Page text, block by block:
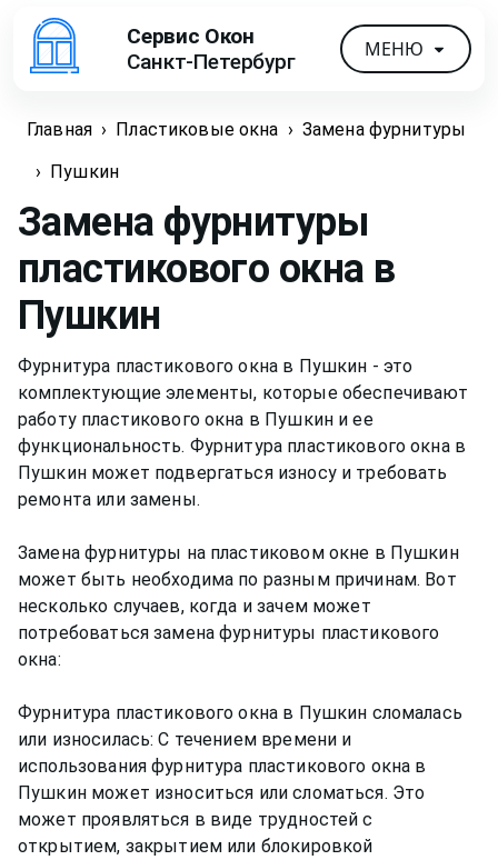
Сервис Окон
Санкт-Петербург
МЕНЮ
Главная › Пластиковые окна › Замена фурнитуры
›
Пушкин
Замена фурнитуры
пластикового окна в
Пушкин
Фурнитура пластикового окна в Пушкин - это
комплектующие элементы, которые обеспечивают
работу пластикового окна в Пушкин и ее
функциональность. Фурнитура пластикового окна в
Пушкин может подвергаться износу и требовать
ремонта или замены.
Замена фурнитуры на пластиковом окне в Пушкин
может быть необходима по разным причинам. Вот
несколько случаев, когда и зачем может
потребоваться замена фурнитуры пластикового
окна:
Фурнитура пластикового окна в Пушкин сломалась
или износилась: С течением времени и
использования фурнитура пластикового окна в
Пушкин может износиться или сломаться. Это
может проявляться в виде трудностей с
открытием, закрытием или блокировкой